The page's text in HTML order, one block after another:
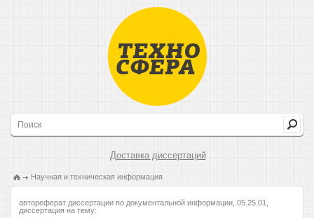
Доставка диссертаций
Научная и техническая информация
автореферат диссертации по документальной информации, 05.25.01,
диссертация на тему: